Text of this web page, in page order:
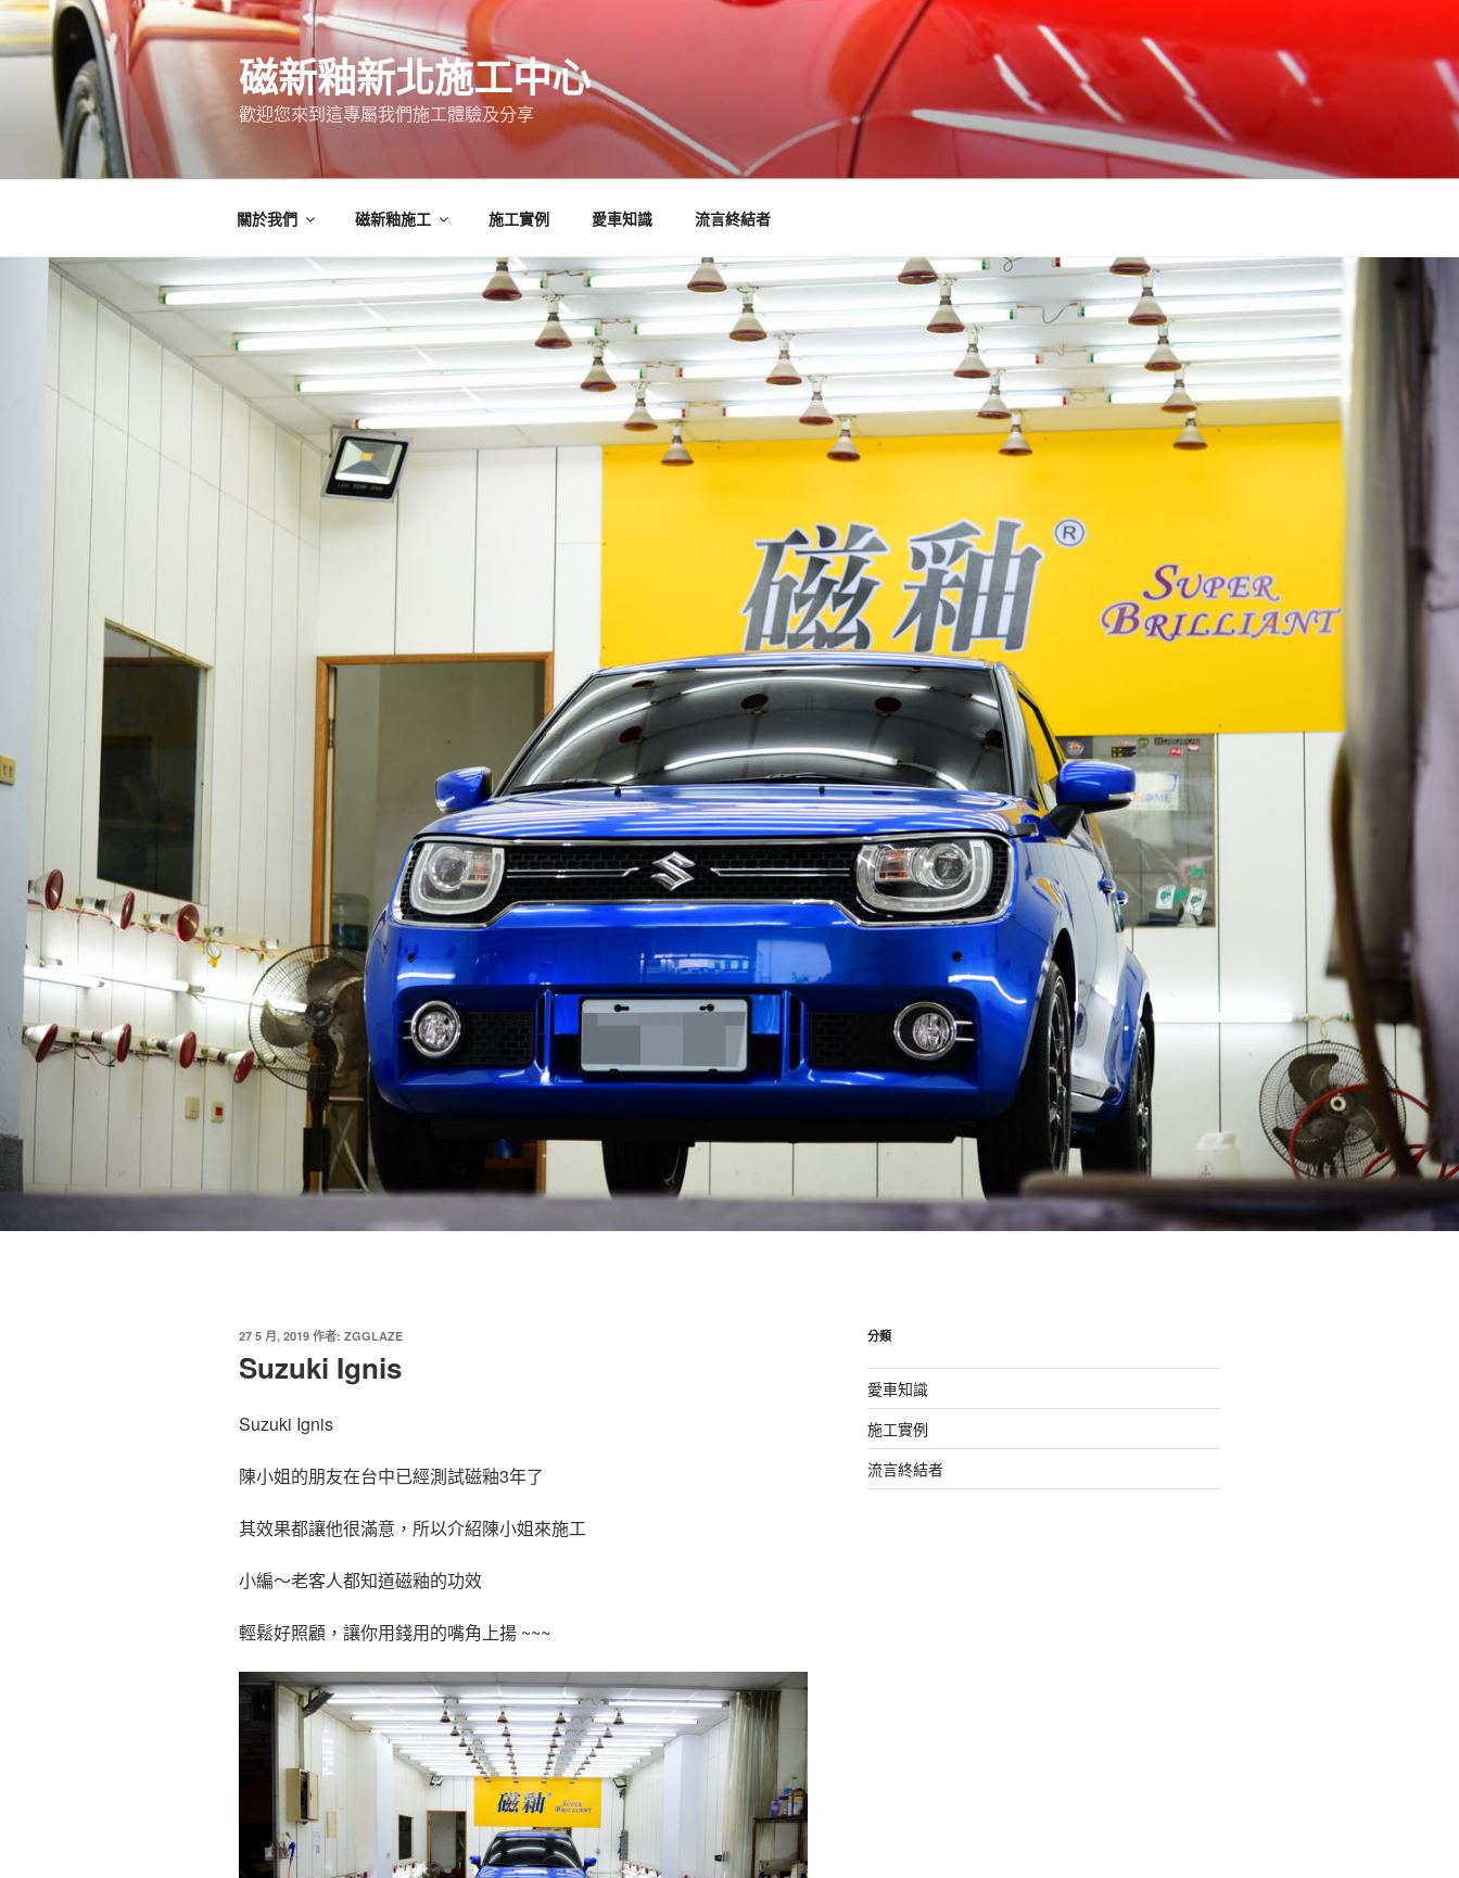
跳
至
主
磁新釉新北施工中心
歡迎您來到這專屬我們施工體驗及分享
關於我們 磁新釉施工 施工實例 愛車知識 流言終結者
發
於
27 5 月, 2019 作者: ZGGLAZE
Suzuki Ignis
Suzuki Ignis
陳小姐的朋友在台中已經測試磁釉3年了
其效果都讓他很滿意，所以介紹陳小姐來施工
小編～老客人都知道磁釉的功效
輕鬆好照顧，讓你用錢用的嘴角上揚 ~~~
分類
愛車知識
施工實例
流言終結者